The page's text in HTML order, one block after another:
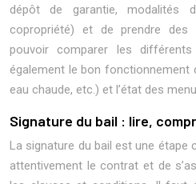
dépôt de garantie, modalités
copropriété) et de prendre
pouvoir comparer les
également le bon fonctionnement
eau chaude, etc.) et l’état des
Signature du bail : lire,
La signature du bail est une étape
attentivement le contrat et de